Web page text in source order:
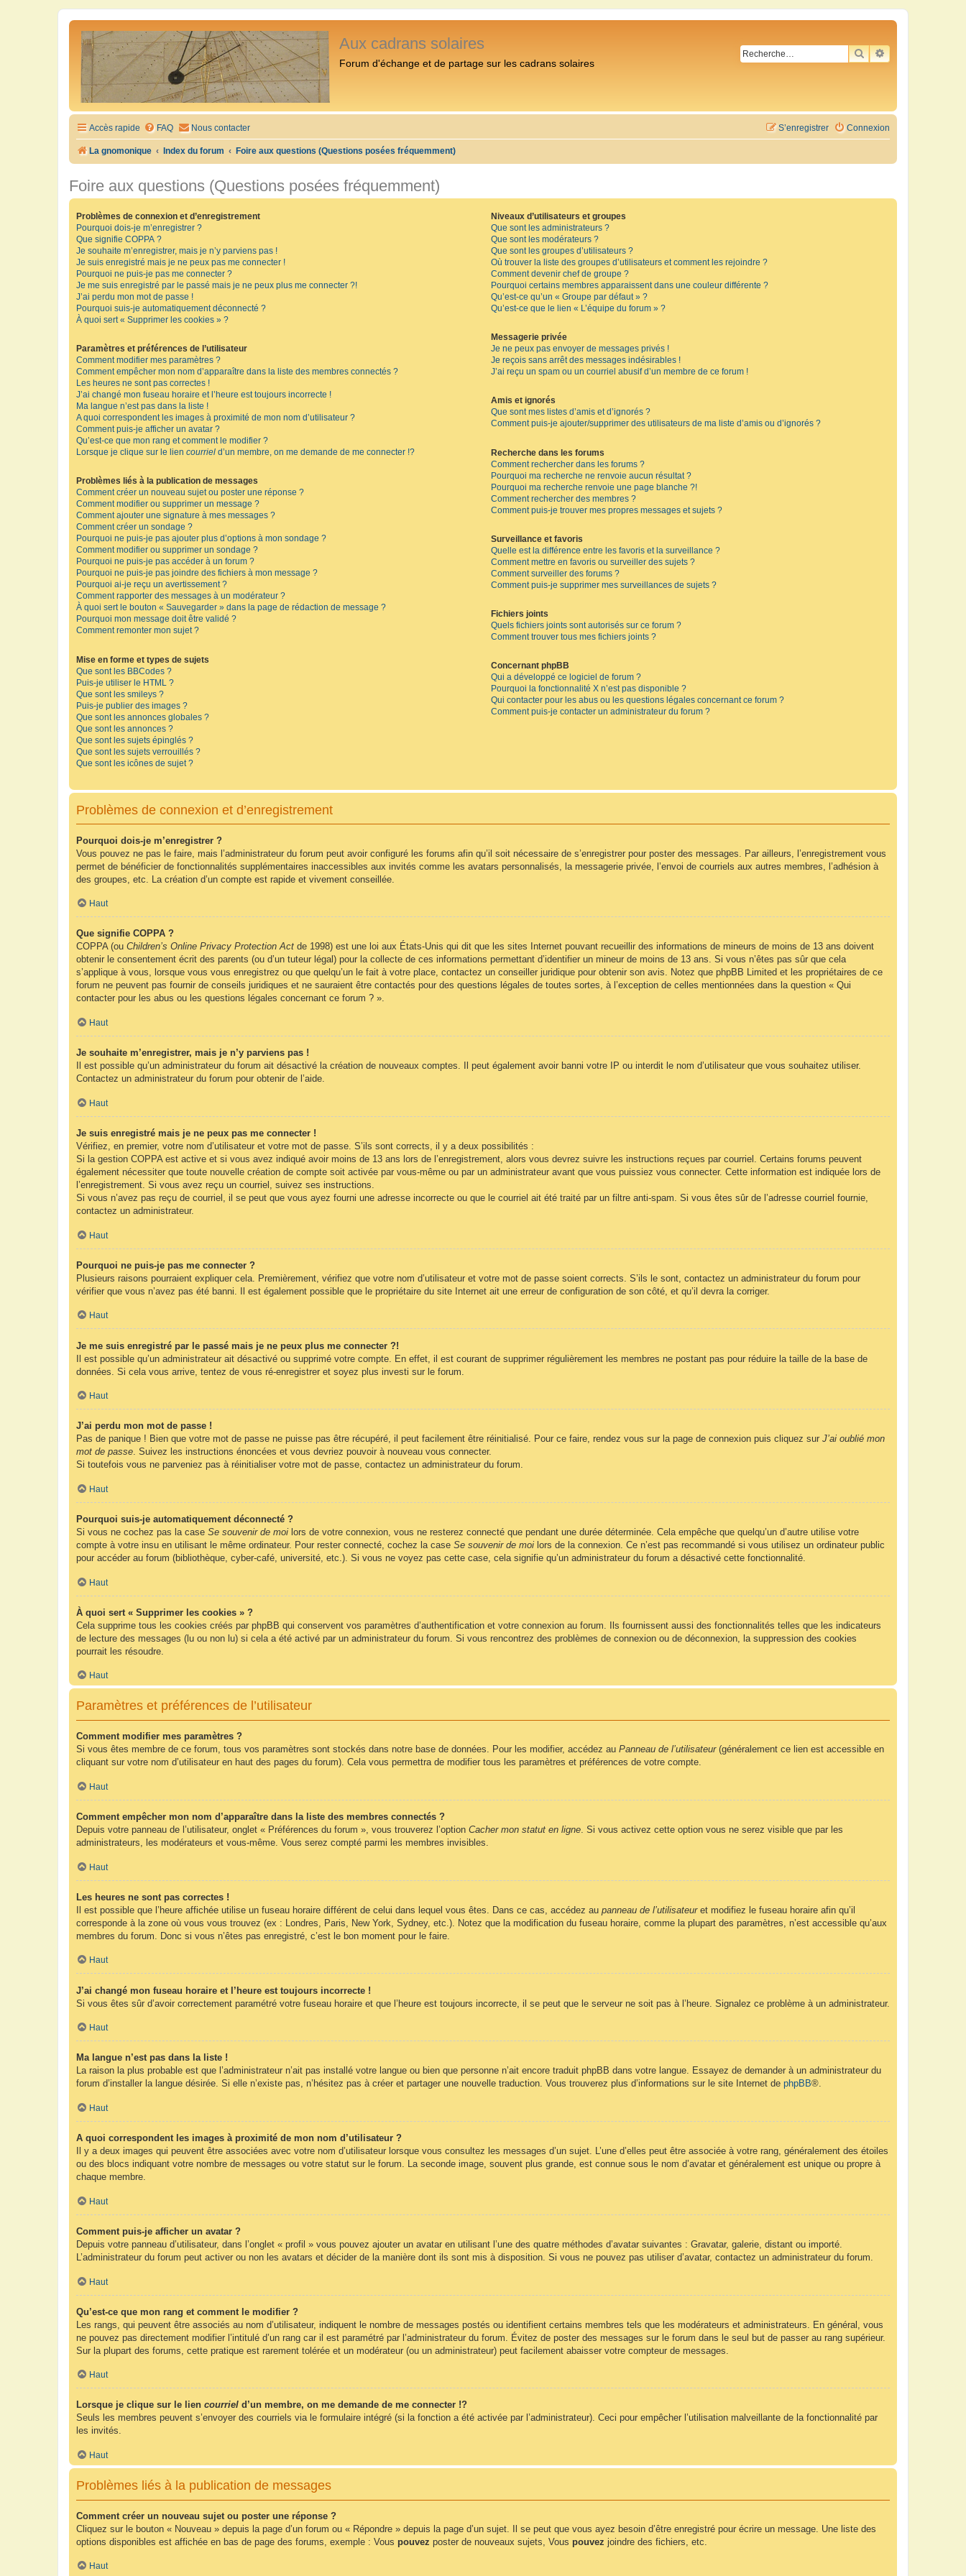
Aux cadrans solaires
Forum d'échange et de partage sur les cadrans solaires
RECHERCHER
RECHERCHE
Accès rapide FAQ Nous contacter Connexion
S’enregistrer
La gnomonique Index du forum Foire aux questions (Questions posées fréquemment)
Foire aux questions (Questions posées fréquemment)
Problèmes de connexion et d’enregistrement
Pourquoi dois-je m’enregistrer ?
Que signifie COPPA ?
Je souhaite m’enregistrer, mais je n’y parviens pas !
Je suis enregistré mais je ne peux pas me connecter !
Pourquoi ne puis-je pas me connecter ?
Je me suis enregistré par le passé mais je ne peux plus me connecter ?!
J’ai perdu mon mot de passe !
Pourquoi suis-je automatiquement déconnecté ?
À quoi sert « Supprimer les cookies » ?
Paramètres et préférences de l’utilisateur
Comment modifier mes paramètres ?
Comment empêcher mon nom d’apparaître dans la liste des membres connectés ?
Les heures ne sont pas correctes !
J’ai changé mon fuseau horaire et l’heure est toujours incorrecte !
Ma langue n’est pas dans la liste !
A quoi correspondent les images à proximité de mon nom d’utilisateur ?
Comment puis-je afficher un avatar ?
Qu’est-ce que mon rang et comment le modifier ?
Lorsque je clique sur le lien courriel d’un membre, on me demande de me connecter !?
Problèmes liés à la publication de messages
Comment créer un nouveau sujet ou poster une réponse ?
Comment modifier ou supprimer un message ?
Comment ajouter une signature à mes messages ?
Comment créer un sondage ?
Pourquoi ne puis-je pas ajouter plus d’options à mon sondage ?
Comment modifier ou supprimer un sondage ?
Pourquoi ne puis-je pas accéder à un forum ?
Pourquoi ne puis-je pas joindre des fichiers à mon message ?
Pourquoi ai-je reçu un avertissement ?
Comment rapporter des messages à un modérateur ?
À quoi sert le bouton « Sauvegarder » dans la page de rédaction de message ?
Pourquoi mon message doit être validé ?
Comment remonter mon sujet ?
Mise en forme et types de sujets
Que sont les BBCodes ?
Puis-je utiliser le HTML ?
Que sont les smileys ?
Puis-je publier des images ?
Que sont les annonces globales ?
Que sont les annonces ?
Que sont les sujets épinglés ?
Que sont les sujets verrouillés ?
Que sont les icônes de sujet ?
Niveaux d’utilisateurs et groupes
Que sont les administrateurs ?
Que sont les modérateurs ?
Que sont les groupes d’utilisateurs ?
Où trouver la liste des groupes d’utilisateurs et comment les rejoindre ?
Comment devenir chef de groupe ?
Pourquoi certains membres apparaissent dans une couleur différente ?
Qu’est-ce qu’un « Groupe par défaut » ?
Qu’est-ce que le lien « L’équipe du forum » ?
Messagerie privée
Je ne peux pas envoyer de messages privés !
Je reçois sans arrêt des messages indésirables !
J’ai reçu un spam ou un courriel abusif d’un membre de ce forum !
Amis et ignorés
Que sont mes listes d’amis et d’ignorés ?
Comment puis-je ajouter/supprimer des utilisateurs de ma liste d’amis ou d’ignorés ?
Recherche dans les forums
Comment rechercher dans les forums ?
Pourquoi ma recherche ne renvoie aucun résultat ?
Pourquoi ma recherche renvoie une page blanche ?!
Comment rechercher des membres ?
Comment puis-je trouver mes propres messages et sujets ?
Surveillance et favoris
Quelle est la différence entre les favoris et la surveillance ?
Comment mettre en favoris ou surveiller des sujets ?
Comment surveiller des forums ?
Comment puis-je supprimer mes surveillances de sujets ?
Fichiers joints
Quels fichiers joints sont autorisés sur ce forum ?
Comment trouver tous mes fichiers joints ?
Concernant phpBB
Qui a développé ce logiciel de forum ?
Pourquoi la fonctionnalité X n’est pas disponible ?
Qui contacter pour les abus ou les questions légales concernant ce forum ?
Comment puis-je contacter un administrateur du forum ?
Problèmes de connexion et d’enregistrement
Pourquoi dois-je m’enregistrer ?
Vous pouvez ne pas le faire, mais l’administrateur du forum peut avoir configuré les forums afin qu’il soit nécessaire de s’enregistrer pour poster des messages. Par ailleurs, l’enregistrement vous
permet de bénéficier de fonctionnalités supplémentaires inaccessibles aux invités comme les avatars personnalisés, la messagerie privée, l’envoi de courriels aux autres membres, l’adhésion à
des groupes, etc. La création d’un compte est rapide et vivement conseillée.
Haut
Que signifie COPPA ?
COPPA (ou Children’s Online Privacy Protection Act de 1998) est une loi aux États-Unis qui dit que les sites Internet pouvant recueillir des informations de mineurs de moins de 13 ans doivent
obtenir le consentement écrit des parents (ou d’un tuteur légal) pour la collecte de ces informations permettant d’identifier un mineur de moins de 13 ans. Si vous n’êtes pas sûr que cela
s’applique à vous, lorsque vous vous enregistrez ou que quelqu’un le fait à votre place, contactez un conseiller juridique pour obtenir son avis. Notez que phpBB Limited et les propriétaires de ce
forum ne peuvent pas fournir de conseils juridiques et ne sauraient être contactés pour des questions légales de toutes sortes, à l’exception de celles mentionnées dans la question « Qui
contacter pour les abus ou les questions légales concernant ce forum ? ».
Haut
Je souhaite m’enregistrer, mais je n’y parviens pas !
Il est possible qu’un administrateur du forum ait désactivé la création de nouveaux comptes. Il peut également avoir banni votre IP ou interdit le nom d’utilisateur que vous souhaitez utiliser.
Contactez un administrateur du forum pour obtenir de l’aide.
Haut
Je suis enregistré mais je ne peux pas me connecter !
Vérifiez, en premier, votre nom d’utilisateur et votre mot de passe. S’ils sont corrects, il y a deux possibilités :
Si la gestion COPPA est active et si vous avez indiqué avoir moins de 13 ans lors de l’enregistrement, alors vous devrez suivre les instructions reçues par courriel. Certains forums peuvent
également nécessiter que toute nouvelle création de compte soit activée par vous-même ou par un administrateur avant que vous puissiez vous connecter. Cette information est indiquée lors de
l’enregistrement. Si vous avez reçu un courriel, suivez ses instructions.
Si vous n’avez pas reçu de courriel, il se peut que vous ayez fourni une adresse incorrecte ou que le courriel ait été traité par un filtre anti-spam. Si vous êtes sûr de l’adresse courriel fournie,
contactez un administrateur.
Haut
Pourquoi ne puis-je pas me connecter ?
Plusieurs raisons pourraient expliquer cela. Premièrement, vérifiez que votre nom d’utilisateur et votre mot de passe soient corrects. S’ils le sont, contactez un administrateur du forum pour
vérifier que vous n’avez pas été banni. Il est également possible que le propriétaire du site Internet ait une erreur de configuration de son côté, et qu’il devra la corriger.
Haut
Je me suis enregistré par le passé mais je ne peux plus me connecter ?!
Il est possible qu’un administrateur ait désactivé ou supprimé votre compte. En effet, il est courant de supprimer régulièrement les membres ne postant pas pour réduire la taille de la base de
données. Si cela vous arrive, tentez de vous ré-enregistrer et soyez plus investi sur le forum.
Haut
J’ai perdu mon mot de passe !
Pas de panique ! Bien que votre mot de passe ne puisse pas être récupéré, il peut facilement être réinitialisé. Pour ce faire, rendez vous sur la page de connexion puis cliquez sur J’ai oublié mon
mot de passe. Suivez les instructions énoncées et vous devriez pouvoir à nouveau vous connecter.
Si toutefois vous ne parveniez pas à réinitialiser votre mot de passe, contactez un administrateur du forum.
Haut
Pourquoi suis-je automatiquement déconnecté ?
Si vous ne cochez pas la case Se souvenir de moi lors de votre connexion, vous ne resterez connecté que pendant une durée déterminée. Cela empêche que quelqu’un d’autre utilise votre
compte à votre insu en utilisant le même ordinateur. Pour rester connecté, cochez la case Se souvenir de moi lors de la connexion. Ce n’est pas recommandé si vous utilisez un ordinateur public
pour accéder au forum (bibliothèque, cyber-café, université, etc.). Si vous ne voyez pas cette case, cela signifie qu’un administrateur du forum a désactivé cette fonctionnalité.
Haut
À quoi sert « Supprimer les cookies » ?
Cela supprime tous les cookies créés par phpBB qui conservent vos paramètres d’authentification et votre connexion au forum. Ils fournissent aussi des fonctionnalités telles que les indicateurs
de lecture des messages (lu ou non lu) si cela a été activé par un administrateur du forum. Si vous rencontrez des problèmes de connexion ou de déconnexion, la suppression des cookies
pourrait les résoudre.
Haut
Paramètres et préférences de l’utilisateur
Comment modifier mes paramètres ?
Si vous êtes membre de ce forum, tous vos paramètres sont stockés dans notre base de données. Pour les modifier, accédez au Panneau de l’utilisateur(généralement ce lien est accessible en
cliquant sur votre nom d’utilisateur en haut des pages du forum). Cela vous permettra de modifier tous les paramètres et préférences de votre compte.
Haut
Comment empêcher mon nom d’apparaître dans la liste des membres connectés ?
Depuis votre panneau de l’utilisateur, onglet « Préférences du forum », vous trouverez l’option Cacher mon statut en ligne. Si vous activez cette option vous ne serez visible que par les
administrateurs, les modérateurs et vous-même. Vous serez compté parmi les membres invisibles.
Haut
Les heures ne sont pas correctes !
Il est possible que l’heure affichée utilise un fuseau horaire différent de celui dans lequel vous êtes. Dans ce cas, accédez au panneau de l’utilisateuret modifiez le fuseau horaire afin qu’il
corresponde à la zone où vous vous trouvez (ex : Londres, Paris, New York, Sydney, etc.). Notez que la modification du fuseau horaire, comme la plupart des paramètres, n’est accessible qu’aux
membres du forum. Donc si vous n’êtes pas enregistré, c’est le bon moment pour le faire.
Haut
J’ai changé mon fuseau horaire et l’heure est toujours incorrecte !
Si vous êtes sûr d’avoir correctement paramétré votre fuseau horaire et que l’heure est toujours incorrecte, il se peut que le serveur ne soit pas à l’heure. Signalez ce problème à un administrateur.
Haut
Ma langue n’est pas dans la liste !
La raison la plus probable est que l’administrateur n’ait pas installé votre langue ou bien que personne n’ait encore traduit phpBB dans votre langue. Essayez de demander à un administrateur du
forum d’installer la langue désirée. Si elle n’existe pas, n’hésitez pas à créer et partager une nouvelle traduction. Vous trouverez plus d’informations sur le site Internet de phpBB®.
Haut
A quoi correspondent les images à proximité de mon nom d’utilisateur ?
Il y a deux images qui peuvent être associées avec votre nom d’utilisateur lorsque vous consultez les messages d’un sujet. L’une d’elles peut être associée à votre rang, généralement des étoiles
ou des blocs indiquant votre nombre de messages ou votre statut sur le forum. La seconde image, souvent plus grande, est connue sous le nom d’avatar et généralement est unique ou propre à
chaque membre.
Haut
Comment puis-je afficher un avatar ?
Depuis votre panneau d’utilisateur, dans l’onglet « profil » vous pouvez ajouter un avatar en utilisant l’une des quatre méthodes d’avatar suivantes : Gravatar, galerie, distant ou importé.
L’administrateur du forum peut activer ou non les avatars et décider de la manière dont ils sont mis à disposition. Si vous ne pouvez pas utiliser d’avatar, contactez un administrateur du forum.
Haut
Qu’est-ce que mon rang et comment le modifier ?
Les rangs, qui peuvent être associés au nom d’utilisateur, indiquent le nombre de messages postés ou identifient certains membres tels que les modérateurs et administrateurs. En général, vous
ne pouvez pas directement modifier l’intitulé d’un rang car il est paramétré par l’administrateur du forum. Évitez de poster des messages sur le forum dans le seul but de passer au rang supérieur.
Sur la plupart des forums, cette pratique est rarement tolérée et un modérateur (ou un administrateur) peut facilement abaisser votre compteur de messages.
Haut
Lorsque je clique sur le lien courriel d’un membre, on me demande de me connecter !?
Seuls les membres peuvent s’envoyer des courriels via le formulaire intégré (si la fonction a été activée par l’administrateur). Ceci pour empêcher l’utilisation malveillante de la fonctionnalité par
les invités.
Haut
Problèmes liés à la publication de messages
Comment créer un nouveau sujet ou poster une réponse ?
Cliquez sur le bouton « Nouveau » depuis la page d’un forum ou « Répondre » depuis la page d’un sujet. Il se peut que vous ayez besoin d’être enregistré pour écrire un message. Une liste des
options disponibles est affichée en bas de page des forums, exemple : Vous pouvez poster de nouveaux sujets, Vous pouvez joindre des fichiers, etc.
Haut